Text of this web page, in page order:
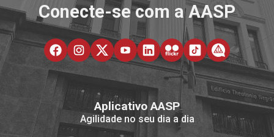
Conecte-se com a AASP
Aplicativo AASP
Agilidade no seu dia a dia